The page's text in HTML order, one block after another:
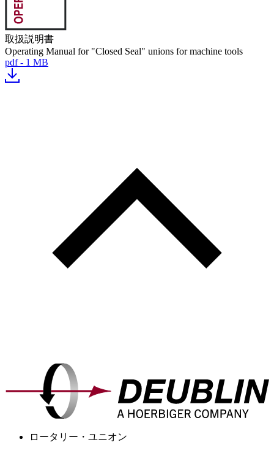
取扱説明書
Operating Manual for "Closed Seal" unions for machine tools
pdf - 1 MB
ロータリー・ユニオン